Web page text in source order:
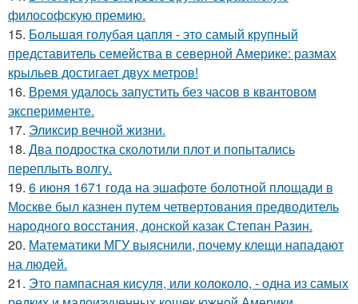
философскую премию.
15. Большая голубая цапля - это самый крупный
представитель семейства в северной Америке: размах
крыльев достигает двух метров!
16. Время удалось запустить без часов в квантовом
эксперименте.
17. Эликсир вечной жизни.
18. Два подростка сколотили плот и попытались
переплыть волгу.
19. 6 июня 1671 года на эшафоте болотной площади в
Москве был казнен путем четвертования предводитель
народного восстания, донской казак Степан Разин.
20. Математики МГУ выяснили, почему клещи нападают
на людей.
21. Это пампасная кисуля, или колоколо, - одна из самых